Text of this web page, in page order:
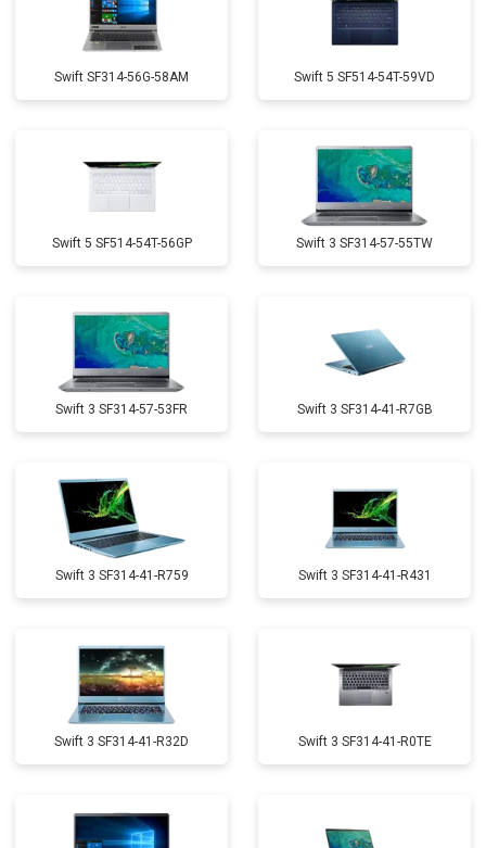
Swift SF314-56G-58AM Swift 5 SF514-54T-59VD
Swift 5 SF514-54T-56GP Swift 3 SF314-57-55TW
Swift 3 SF314-57-53FR Swift 3 SF314-41-R7GB
Swift 3 SF314-41-R759 Swift 3 SF314-41-R431
Swift 3 SF314-41-R32D Swift 3 SF314-41-R0TE